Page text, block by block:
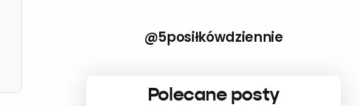
@5posiłkówdziennie
Polecane posty